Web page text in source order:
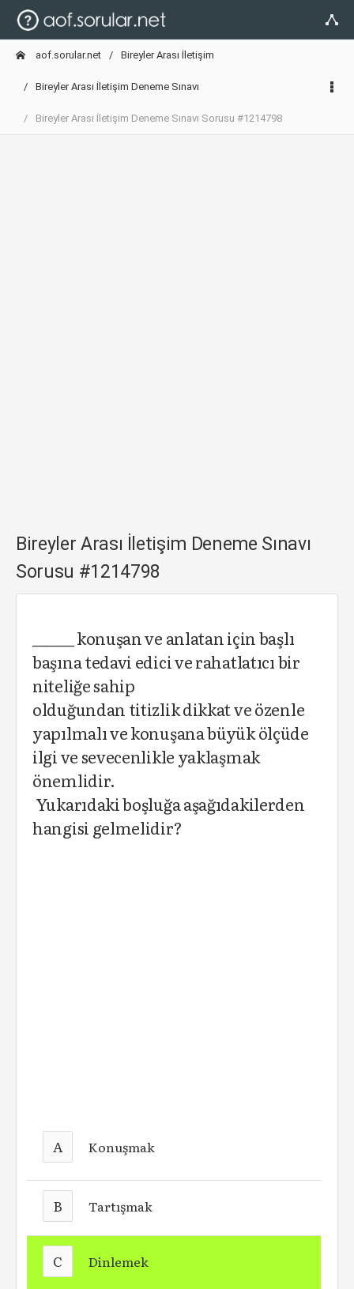
aof.sorular.net Bireyler Arası İletişim
Bireyler Arası İletişim Deneme Sınavı
Bireyler Arası İletişim Deneme Sınavı Sorusu #1214798
Bireyler Arası İletişim Deneme Sınavı
Sorusu #1214798
______ konuşan ve anlatan için başlı
başına tedavi edici ve rahatlatıcı bir
niteliğe sahip
olduğundan titizlik dikkat ve özenle
yapılmalı ve konuşana büyük ölçüde
ilgi ve sevecenlikle yaklaşmak
önemlidir.
Yukarıdaki boşluğa aşağıdakilerden
hangisi gelmelidir?
A Konuşmak
B Tartışmak
C Dinlemek